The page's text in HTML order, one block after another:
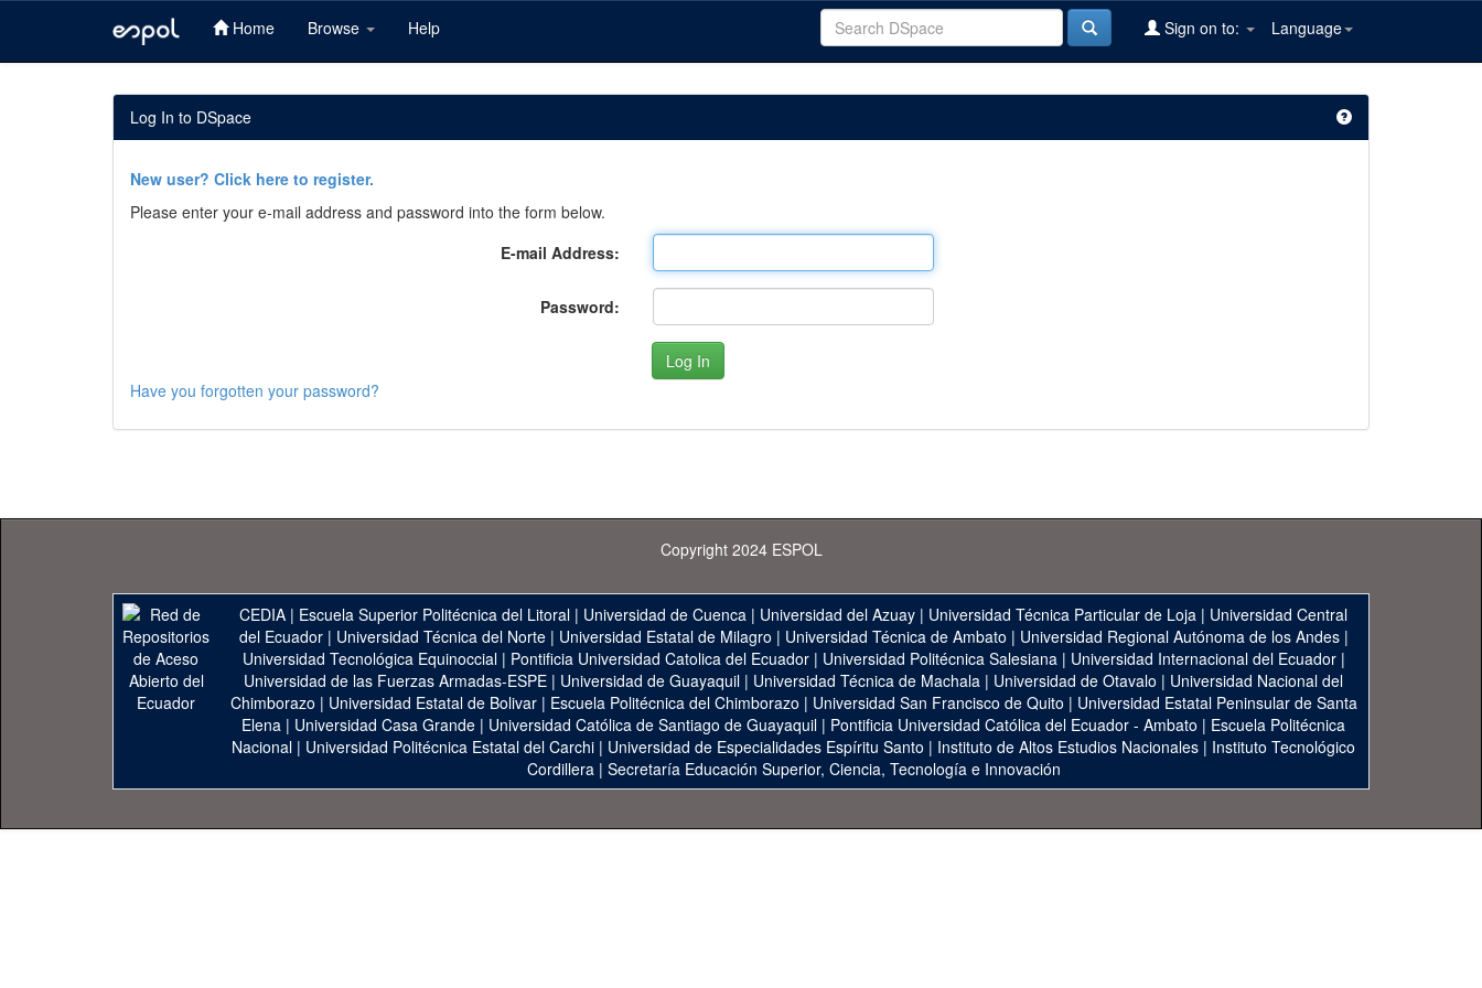
Home Browse Help Language
Sign on to:
Log In to DSpace
New user? Click here to register.
Please enter your e-mail address and password into the form below.
E-mail Address:
Password:
Have you forgotten your password?
Copyright 2024 ESPOL
CEDIA | Escuela Superior Politécnica del Litoral | Universidad de Cuenca | Universidad del Azuay | Universidad Técnica Particular de Loja | Universidad Central
del Ecuador| Universidad Técnica del Norte| Universidad Estatal de Milagro | Universidad Técnica de Ambato | Universidad Regional Autónoma de los Andes|
Universidad Tecnológica Equinoccial| Pontificia Universidad Catolica del Ecuador| Universidad Politécnica Salesiana| Universidad Internacional del Ecuador|
Universidad de las Fuerzas Armadas-ESPE | Universidad de Guayaquil | Universidad Técnica de Machala | Universidad de Otavalo | Universidad Nacional del
Chimborazo | Universidad Estatal de Bolivar| Escuela Politécnica del Chimborazo | Universidad San Francisco de Quito | Universidad Estatal Peninsular de Santa
Elena | Universidad Casa Grande | Universidad Católica de Santiago de Guayaquil | Pontificia Universidad Católica del Ecuador - Ambato | Escuela Politécnica
Nacional | Universidad Politécnica Estatal del Carchi | Universidad de Especialidades Espíritu Santo | Instituto de Altos Estudios Nacionales | Instituto Tecnológico
Cordillera| Secretaría Educación Superior, Ciencia, Tecnología e Innovación